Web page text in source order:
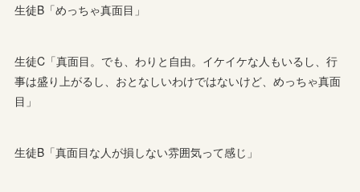
生徒B「めっちゃ真面目」
生徒C「真面目。でも、わりと自由。イケイケな人もいるし、行
事は盛り上がるし、おとなしいわけではないけど、めっちゃ真面
目」
生徒B「真面目な人が損しない雰囲気って感じ」